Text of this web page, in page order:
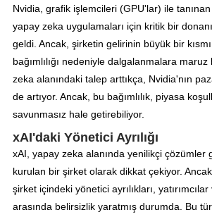
Nvidia, grafik işlemcileri (GPU'lar) ile
yapay zeka uygulamaları için kritik bir
geldi. Ancak, şirketin gelirinin büyük bir
bağımlılığı nedeniyle dalgalanmalara
zeka alanındaki talep arttıkça, Nvidia'nın
de artıyor. Ancak, bu bağımlılık, piyasa
savunmasız hale getirebiliyor.
xAI'daki Yönetici Ayrılığı
xAI, yapay zeka alanında yenilikçi çözümler
kurulan bir şirket olarak dikkat çekiyor.
şirket içindeki yönetici ayrılıkları,
arasında belirsizlik yaratmış durumda. Bu